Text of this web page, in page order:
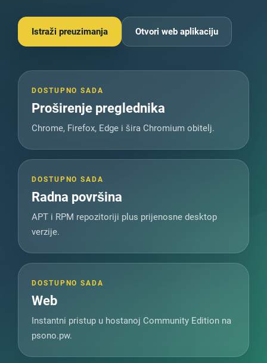
Istraži preuzimanja Otvori web aplikaciju
DOSTUPNO SADA
Proširenje preglednika
Chrome, Firefox, Edge i šira Chromium obitelj.
DOSTUPNO SADA
Radna površina
APT i RPM repozitoriji plus prijenosne desktop
verzije.
DOSTUPNO SADA
Web
Instantni pristup u hostanoj Community Edition na
psono.pw.